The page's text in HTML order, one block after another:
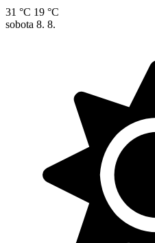
31 °C 19 °C
sobota 8. 8.